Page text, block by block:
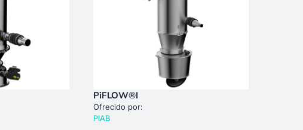
PiFLOW®i
Ofrecido por:
PIAB